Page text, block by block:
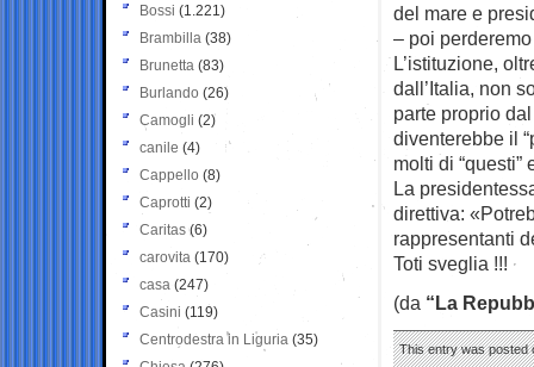
del mare e
– poi
L’istituzione,
dall’Italia, non
parte proprio
diventerebbe il
molti di
La
direttiva:
rappresentanti
Toti sveglia !!!
(da “La
This entry was posted
Bossi (1.221)
Brambilla (38)
Brunetta (83)
Burlando (26)
Camogli (2)
canile (4)
Cappello (8)
Caprotti (2)
Caritas (6)
carovita (170)
casa (247)
Casini (119)
Centrodestra in Liguria (35)